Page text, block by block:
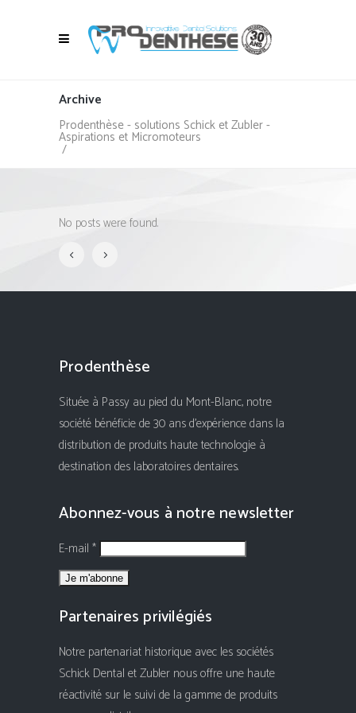
Archive
Prodenthèse - solutions Schick et Zubler -
Aspirations et Micromoteurs
/
No posts were found.
Prodenthèse
Située à Passy au pied du Mont-Blanc, notre
société bénéficie de 30 ans d'expérience dans la
distribution de produits haute technologie à
destination des laboratoires dentaires.
Abonnez-vous à notre newsletter
E-mail *
Partenaires privilégiés
Notre partenariat historique avec les sociétés
Schick Dental et Zubler nous offre une haute
réactivité sur le suivi de la gamme de produits